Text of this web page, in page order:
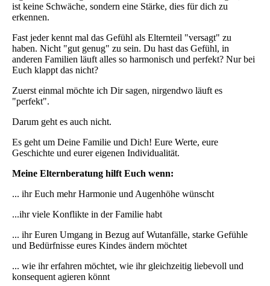
ist keine Schwäche, sondern eine Stärke, dies für dich zu
erkennen.
Fast jeder kennt mal das Gefühl als Elternteil "versagt" zu
haben. Nicht "gut genug" zu sein. Du hast das Gefühl, in
anderen Familien läuft alles so harmonisch und perfekt? Nur bei
Euch klappt das nicht?
Zuerst einmal möchte ich Dir sagen, nirgendwo läuft es
"perfekt".
Darum geht es auch nicht.
Es geht um Deine Familie und Dich! Eure Werte, eure
Geschichte und eurer eigenen Individualität.
Meine Elternberatung hilft Euch wenn:
... ihr Euch mehr Harmonie und Augenhöhe wünscht
...ihr viele Konflikte in der Familie habt
... ihr Euren Umgang in Bezug auf Wutanfälle, starke Gefühle
und Bedürfnisse eures Kindes ändern möchtet
... wie ihr erfahren möchtet, wie ihr gleichzeitig liebevoll und
konsequent agieren könnt